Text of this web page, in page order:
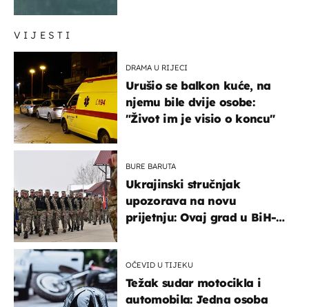
VIJESTI
DRAMA U RIJECI
Urušio se balkon kuće, na
njemu bile dvije osobe:
"Život im je visio o koncu"
BURE BARUTA
Ukrajinski stručnjak
upozorava na novu
prijetnju: Ovaj grad u BiH-u
OČEVID U TIJEKU
Težak sudar motocikla i
automobila: Jedna osoba